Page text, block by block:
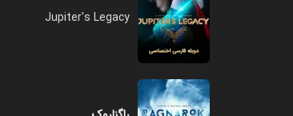
Jupiter's Legacy